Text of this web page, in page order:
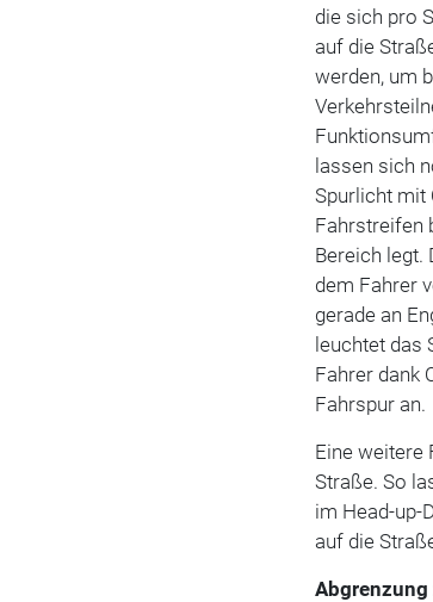
die sich pro
auf die
werden, um
lassen sich
Spurlicht mit
Fahrstreifen
Bereich legt.
dem Fahrer
gerade an
leuchtet das
Fahrer dank
Fahrspur an.
Eine weitere
Straße. So
im Head-up-
auf die
Abgrenzung